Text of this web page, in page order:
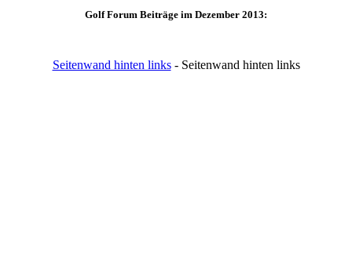
Golf Forum Beiträge im Dezember 2013:
Seitenwand hinten links- Seitenwand hinten links